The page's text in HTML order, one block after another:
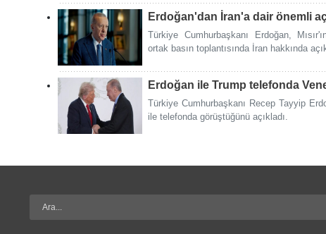
Erdoğan'dan İran'a dair önemli
Türkiye Cumhurbaşkanı Erdoğan,
ortak basın toplantısında İran hakkında
Erdoğan ile Trump telefonda
Türkiye Cumhurbaşkanı Recep Tayyip
ile telefonda görüştüğünü açıkladı.